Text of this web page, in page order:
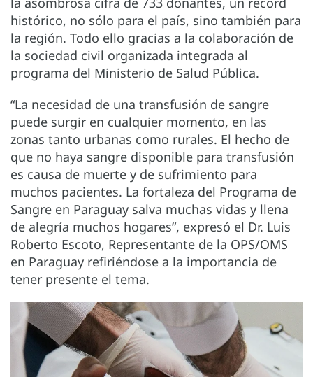
histórico, no sólo para el país, sino también para
la región. Todo ello gracias a la colaboración de
la sociedad civil organizada integrada al
programa del Ministerio de Salud Pública.
“La necesidad de una transfusión de sangre
puede surgir en cualquier momento, en las
zonas tanto urbanas como rurales. El hecho de
que no haya sangre disponible para transfusión
es causa de muerte y de sufrimiento para
muchos pacientes. La fortaleza del Programa de
Sangre en Paraguay salva muchas vidas y llena
de alegría muchos hogares”, expresó el Dr. Luis
Roberto Escoto, Representante de la OPS/OMS
en Paraguay refiriéndose a la importancia de
tener presente el tema.